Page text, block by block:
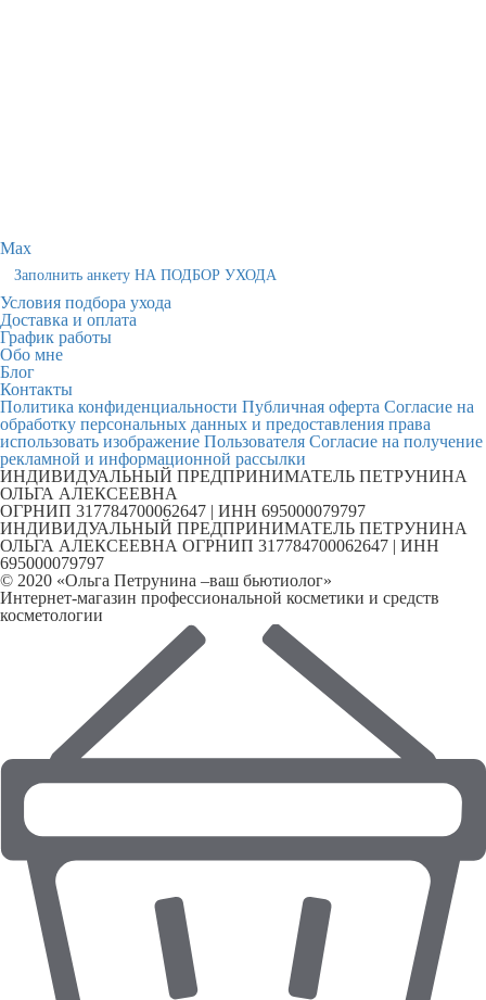
Max
Заполнить анкету НА ПОДБОР УХОДА
Условия подбора ухода
Доставка и оплата
График работы
Обо мне
Блог
Контакты
Политика конфиденциальности Публичная оферта Согласие на
обработку персональных данных и предоставления права
использовать изображение Пользователя Согласие на получение
рекламной и информационной рассылки
ИНДИВИДУАЛЬНЫЙ ПРЕДПРИНИМАТЕЛЬ ПЕТРУНИНА
ОЛЬГА АЛЕКСЕЕВНА
ОГРНИП 317784700062647 | ИНН 695000079797
ИНДИВИДУАЛЬНЫЙ ПРЕДПРИНИМАТЕЛЬ ПЕТРУНИНА
ОЛЬГА АЛЕКСЕЕВНА ОГРНИП 317784700062647 | ИНН
695000079797
© 2020 «Ольга Петрунина –ваш бьютиолог»
Интернет-магазин профессиональной косметики и средств
косметологии